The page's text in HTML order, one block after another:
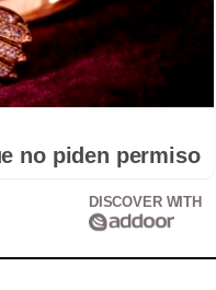
no piden permiso
DISCOVER WITH